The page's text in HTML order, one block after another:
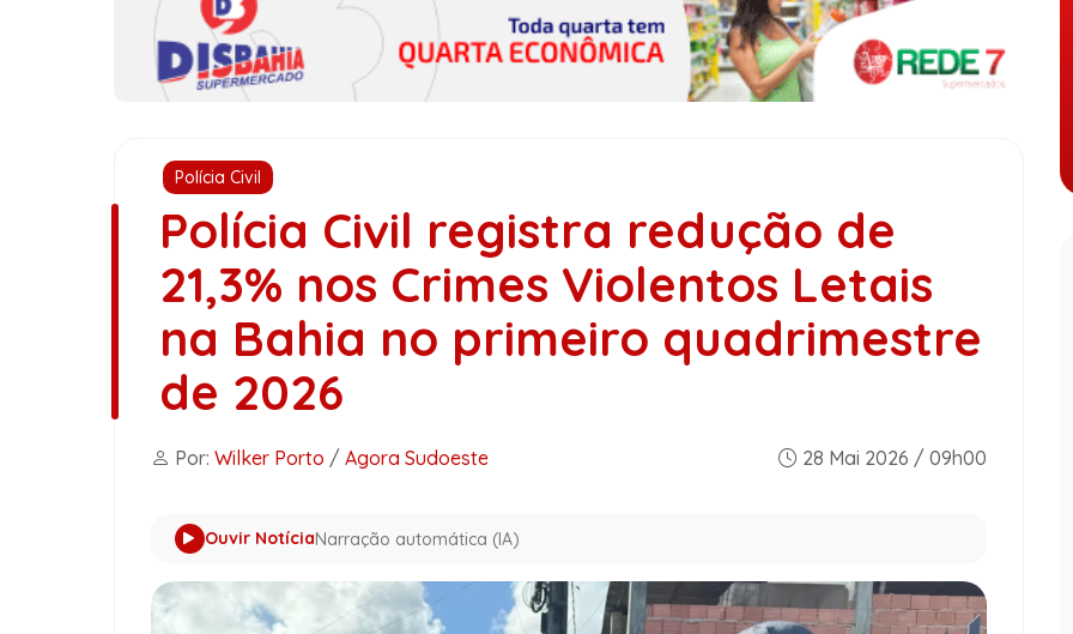
Polícia Civil
Polícia Civil registra redução de
21,3% nos Crimes Violentos Letais
na Bahia no primeiro quadrimestre
de 2026
Por: Wilker Porto / Agora Sudoeste 28 Mai 2026 / 09h00
Ouvir NotíciaNarração automática (IA)